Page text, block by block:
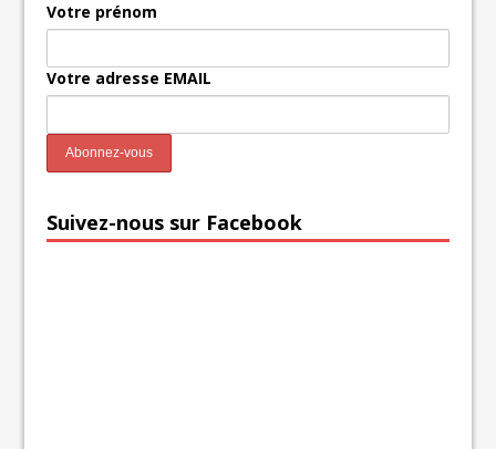
Votre prénom
Votre adresse EMAIL
Suivez-nous sur Facebook